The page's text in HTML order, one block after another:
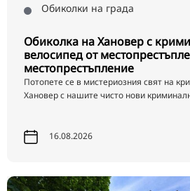
Обиколки на града
Обиколка на Хановер с
велосипед от
местопрестъпление
Потопете се в мистериозния свят на
Хановер с нашите чисто нови
16.08.2026